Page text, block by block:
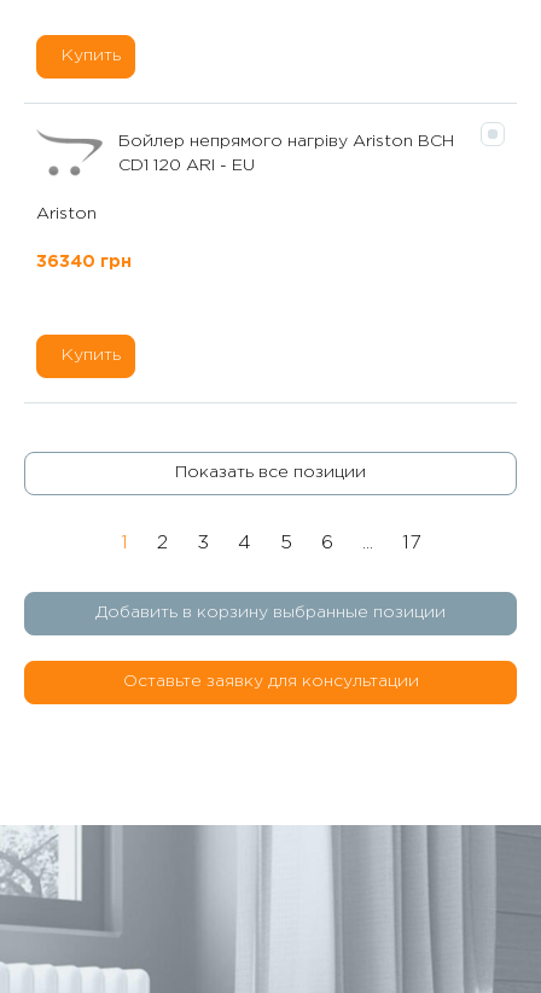
Купить
Бойлер непрямого нагріву Ariston BCH
CD1 120 ARI - EU
Ariston
36340 грн
Купить
Показать все позиции
1 2 3 4 5 6 ... 17
Добавить в корзину выбранные позиции
Оставьте заявку для консультации